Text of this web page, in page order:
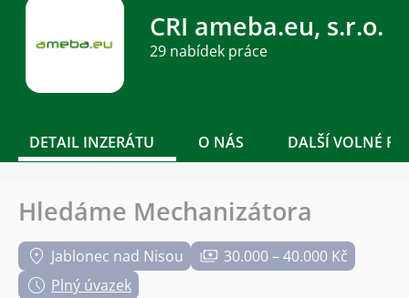
CRI ameba.eu, s.r.o.
29 nabídek práce
DETAIL INZERÁTU O NÁS DALŠÍ VOLNÉ
Hledáme Mechanizátora
Jablonec nad Nisou
30.000 – 40.000 Kč
Plný úvazek